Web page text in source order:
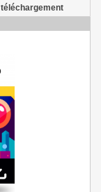
téléchargement